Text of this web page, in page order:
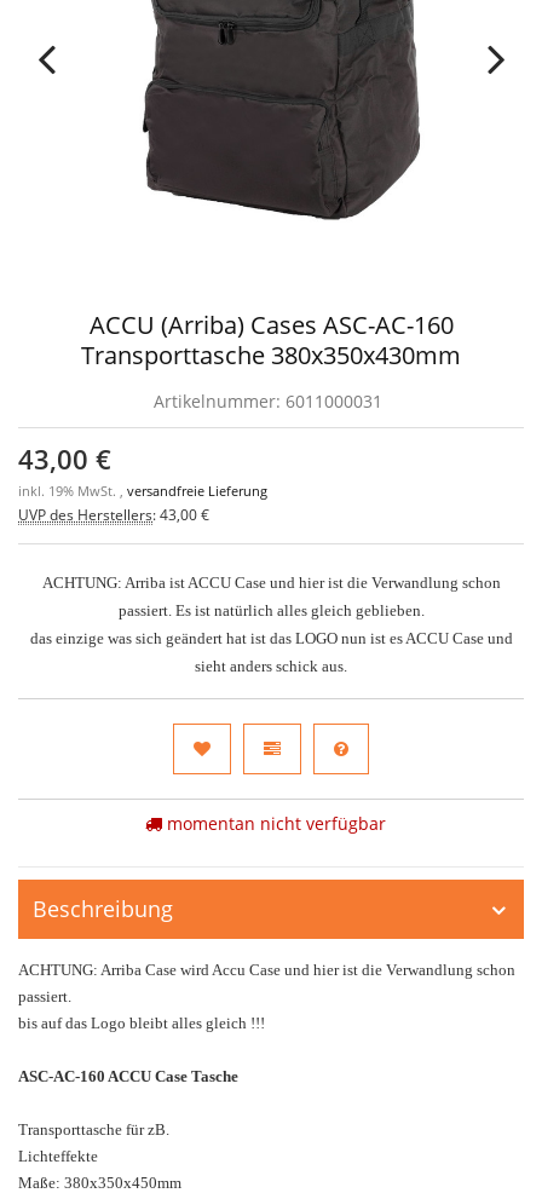
ACCU (Arriba) Cases ASC-AC-160
Transporttasche 380x350x430mm
Artikelnummer: 6011000031
43,00 €
inkl. 19% MwSt. , versandfreie Lieferung
UVP des Herstellers:43,00 €
ACHTUNG: Arriba ist ACCU Case und hier ist die Verwandlung schon
passiert. Es ist natürlich alles gleich geblieben.
das einzige was sich geändert hat ist das LOGO nun ist es ACCU Case und
sieht anders schick aus.
momentan nicht verfügbar
Beschreibung
ACHTUNG: Arriba Case wird Accu Case und hier ist die Verwandlung schon
passiert.
bis auf das Logo bleibt alles gleich !!!
ASC-AC-160 ACCU Case Tasche
Transporttasche für zB.
Lichteffekte
Maße: 380x350x450mm